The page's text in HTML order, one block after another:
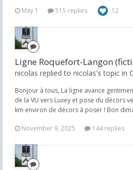
May 1 515 replies 12
Ligne Roquefort-Langon
nicolas replied to nicolas's topic in
Bonjour à tous, La ligne avance
de la VU vers Luxey et pose du décors
km environ de décors à poser ! Bon
November 9, 2025 144 replies